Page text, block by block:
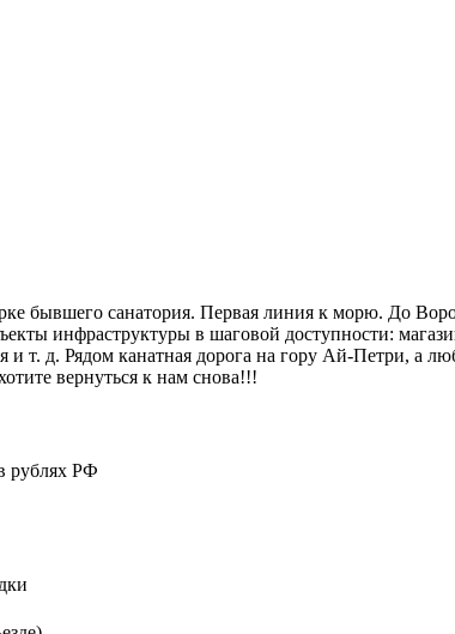
бывшего санатория. Первая линия к морю. До
инфраструктуры в шаговой доступности:
и т. д. Рядом канатная дорога на гору Ай-Петри, а
вернуться к нам снова!!!
рублях РФ